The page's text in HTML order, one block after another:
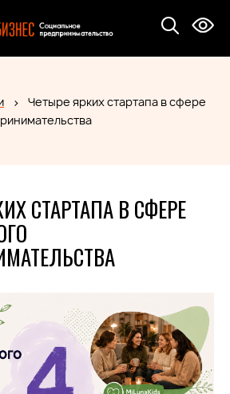
Четыре ярких стартапа в сфере
СТАРТАПА В СФЕРЕ